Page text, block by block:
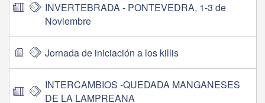
INVERTEBRADA - PONTEVEDRA, 1-3 de
Noviembre
Jornada de iniciación a los killis
INTERCAMBIOS -QUEDADA MANGANESES
DE LA LAMPREANA